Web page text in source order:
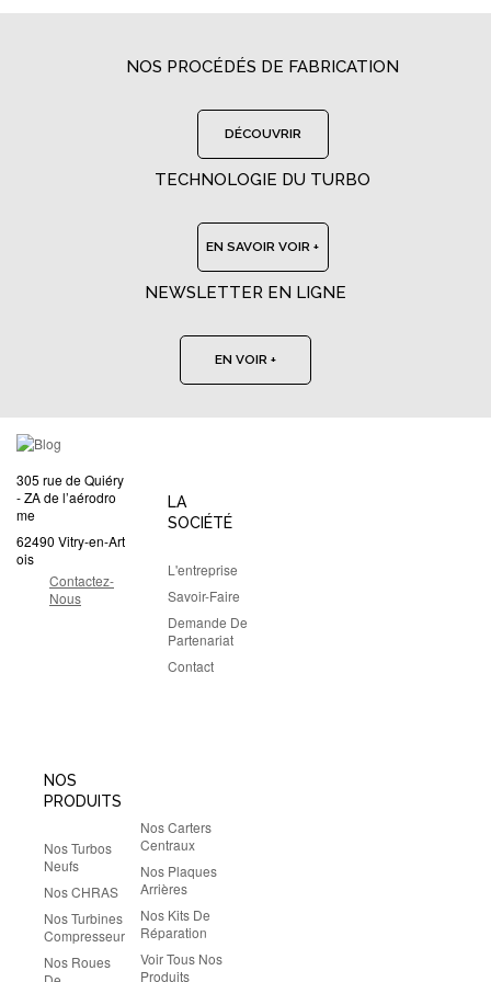
NOS PROCÉDÉS DE FABRICATION
DÉCOUVRIR
TECHNOLOGIE DU TURBO
EN SAVOIR VOIR +
NEWSLETTER EN LIGNE
EN VOIR +
305 rue de Quiéry
- ZA de l’aérodro
me
62490 Vitry-en-Art
ois
Contactez-
Nous
LA
SOCIÉTÉ
L'entreprise
Savoir-Faire
Demande De
Partenariat
Contact
NOS
PRODUITS
Nos Turbos
Neufs
Nos CHRAS
Nos Turbines
Compresseur
Nos Roues
Nos Carters
Centraux
Nos Plaques
Arrières
Nos Kits De
Réparation
Voir Tous Nos
Produits